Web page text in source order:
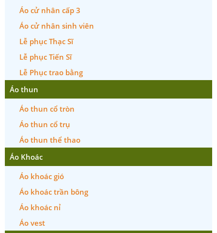
Áo cử nhân cấp 3
Áo cử nhân sinh viên
Lễ phục Thạc Sĩ
Lễ phục Tiến Sĩ
Lễ Phục trao bằng
Áo thun
Áo thun cổ tròn
Áo thun cổ trụ
Áo thun thể thao
Áo Khoác
Áo khoác gió
Áo khoác trần bông
Áo khoác nỉ
Áo vest